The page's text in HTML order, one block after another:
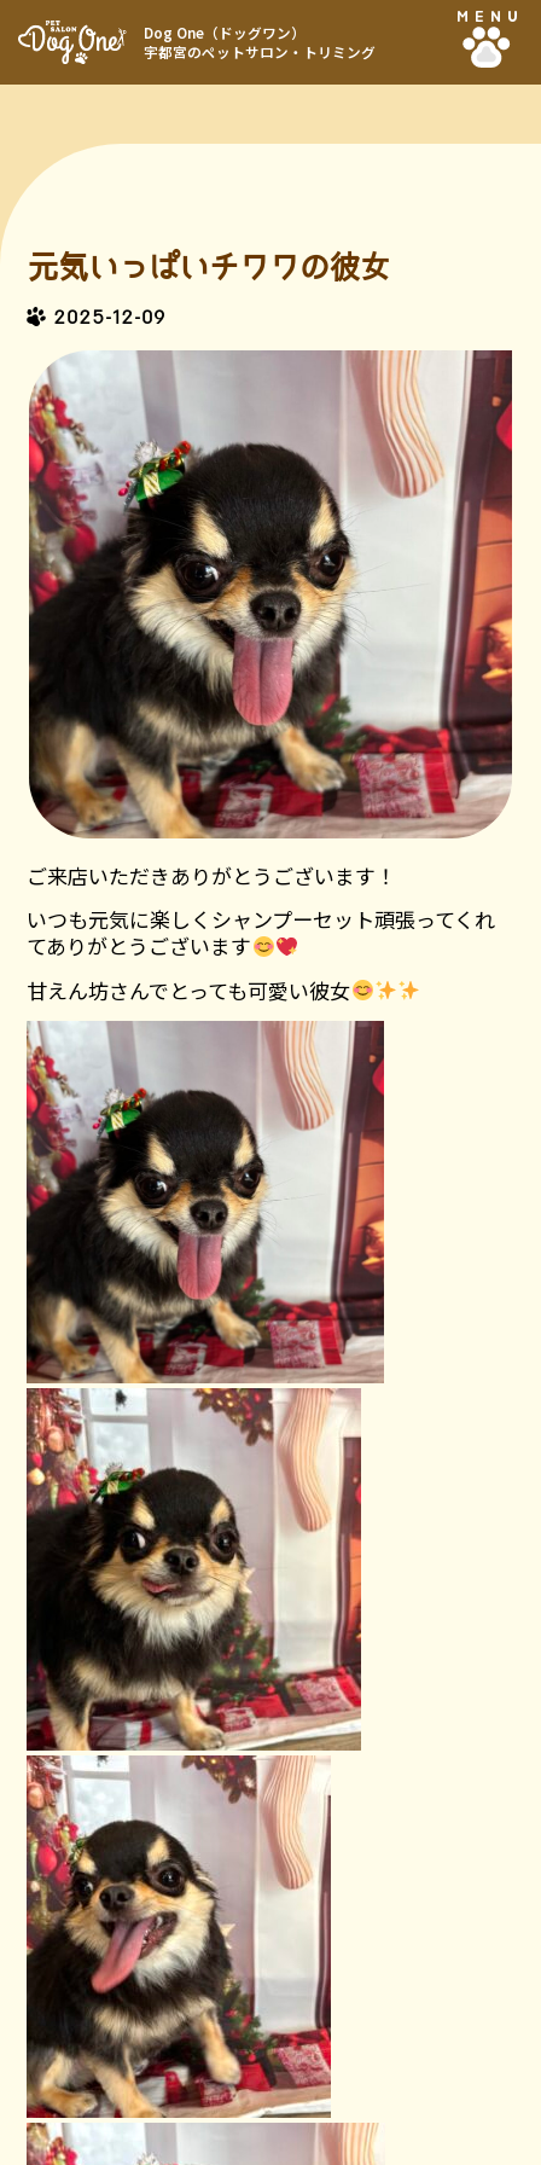
Dog One（ドッグワン）
宇都宮のペットサロン・トリミング
MENU
元気いっぱいチワワの彼女
2025-12-09
ご来店いただきありがとうございます！
いつも元気に楽しくシャンプーセット頑張ってくれ
てありがとうございます
甘えん坊さんでとっても可愛い彼女